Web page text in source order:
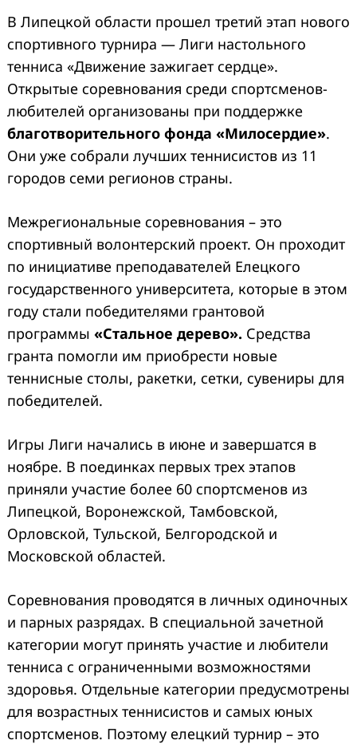
В Липецкой области прошел третий этап нового
спортивного турнира — Лиги настольного
тенниса «Движение зажигает сердце».
Открытые соревнования среди спортсменов-
любителей организованы при поддержке
благотворительного фонда «Милосердие».
Они уже собрали лучших теннисистов из 11
городов семи регионов страны.
Межрегиональные соревнования – это
спортивный волонтерский проект. Он проходит
по инициативе преподавателей Елецкого
государственного университета, которые в этом
году стали победителями грантовой
программы «Стальное дерево». Средства
гранта помогли им приобрести новые
теннисные столы, ракетки, сетки, сувениры для
победителей.
Игры Лиги начались в июне и завершатся в
ноябре. В поединках первых трех этапов
приняли участие более 60 спортсменов из
Липецкой, Воронежской, Тамбовской,
Орловской, Тульской, Белгородской и
Московской областей.
Соревнования проводятся в личных одиночных
и парных разрядах. В специальной зачетной
категории могут принять участие и любители
тенниса с ограниченными возможностями
здоровья. Отдельные категории предусмотрены
для возрастных теннисистов и самых юных
спортсменов. Поэтому елецкий турнир – это